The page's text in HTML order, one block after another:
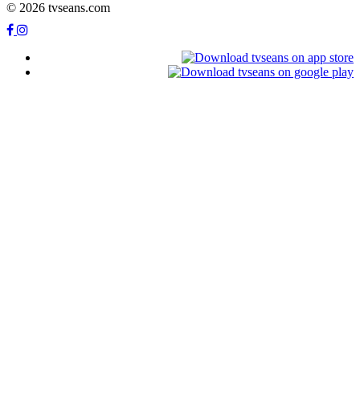
© 2026 tvseans.com